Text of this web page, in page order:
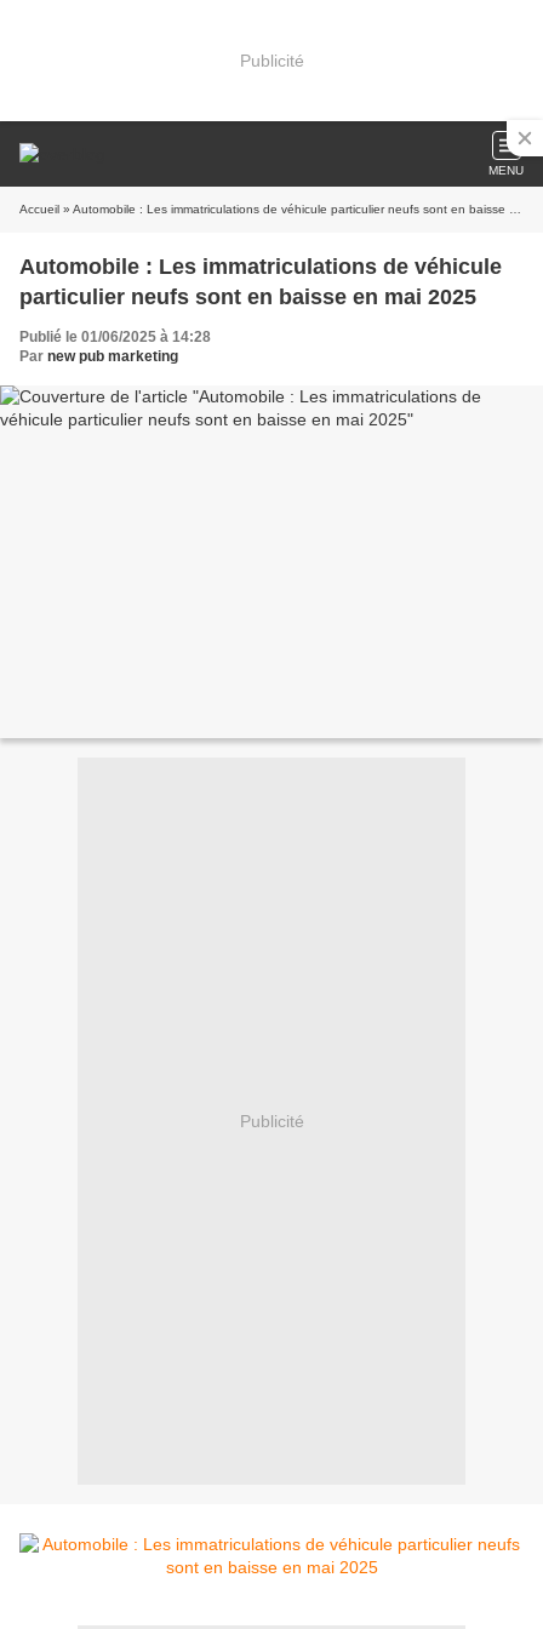
Publicité
MENU
Accueil » Automobile : Les immatriculations de véhicule particulier neufs sont en baisse en mai 2025
Automobile : Les immatriculations de véhicule
particulier neufs sont en baisse en mai 2025
Publié le 01/06/2025 à 14:28
Par new pub marketing
Publicité